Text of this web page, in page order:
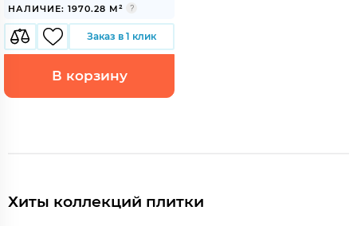
НАЛИЧИЕ: 1970.28 М²
Заказ в 1 клик
В корзину
Хиты коллекций плитки